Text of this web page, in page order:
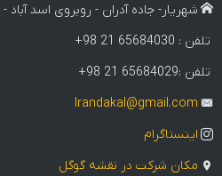
شهریار- جاده آدران - روبروی اسد آباد -
تلفن : +98 21 65684030
تلفن :+98 21 65684029
Irandakal@gmail.com
اینستاگرام
مکان شرکت در نقشه گوگل